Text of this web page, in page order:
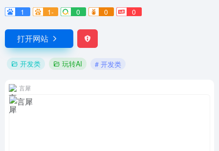
1
1- 0 0 0
打开网站
开发类 玩转AI # 开发类
言犀